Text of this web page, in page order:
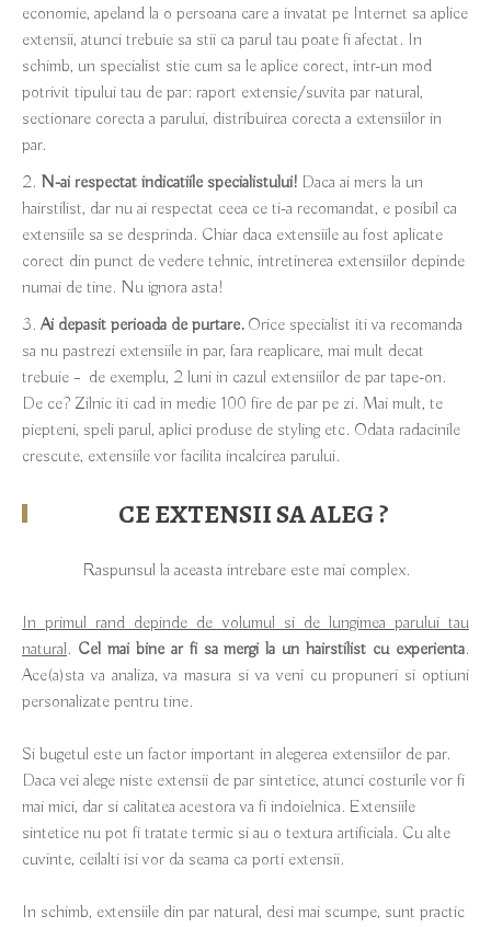
economie, apeland la o persoana care a invatat pe Internet sa aplice
extensii, atunci trebuie sa stii ca parul tau poate fi afectat. In
schimb, un specialist stie cum sa le aplice corect, intr-un mod
potrivit tipului tau de par: raport extensie/suvita par natural,
sectionare corecta a parului, distribuirea corecta a extensiilor in
par.
N-ai respectat indicatiile specialistului! Daca ai mers la un
hairstilist, dar nu ai respectat ceea ce ti-a recomandat, e posibil ca
extensiile sa se desprinda. Chiar daca extensiile au fost aplicate
corect din punct de vedere tehnic, intretinerea extensiilor depinde
numai de tine. Nu ignora asta!
Ai depasit perioada de purtare. Orice specialist iti va recomanda
sa nu pastrezi extensiile in par, fara reaplicare, mai mult decat
trebuie – de exemplu, 2 luni in cazul extensiilor de par tape-on.
De ce? Zilnic iti cad in medie 100 fire de par pe zi. Mai mult, te
piepteni, speli parul, aplici produse de styling etc. Odata radacinile
crescute, extensiile vor facilita incalcirea parului.
CE EXTENSII SA ALEG ?
Raspunsul la aceasta intrebare este mai complex.
In primul rand depinde de volumul si de lungimea parului tau
natural. Cel mai bine ar fi sa mergi la un hairstilist cu experienta.
Ace(a)sta va analiza, va masura si va veni cu propuneri si optiuni
personalizate pentru tine.
Si bugetul este un factor important in alegerea extensiilor de par.
Daca vei alege niste extensii de par sintetice, atunci costurile vor fi
mai mici, dar si calitatea acestora va fi indoielnica. Extensiile
sintetice nu pot fi tratate termic si au o textura artificiala. Cu alte
cuvinte, ceilalti isi vor da seama ca porti extensii.
In schimb, extensiile din par natural, desi mai scumpe, sunt practic